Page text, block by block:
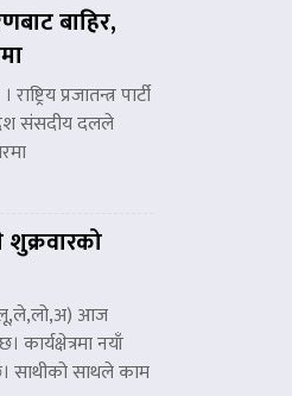
बाहिर,
प्रजातन्त्र पार्टी
संसदीय दलले
आज
कार्यक्षेत्रमा नयाँ
साथीको साथले काम